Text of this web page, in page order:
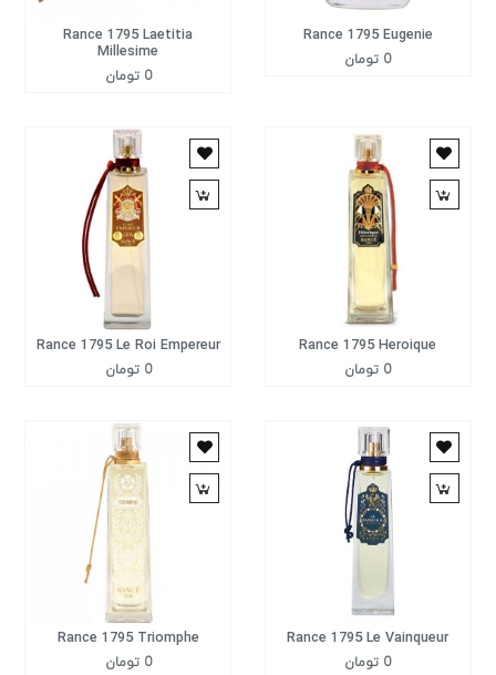
Rance 1795 Eugenie
0 تومان
Rance 1795 Laetitia
Millesime
0 تومان
Rance 1795 Heroique
0 تومان
Rance 1795 Le Roi Empereur
0 تومان
Rance 1795 Le Vainqueur
0 تومان
Rance 1795 Triomphe
0 تومان